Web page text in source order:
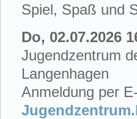
Spiel, Spaß und
Do, 02.07.2026
Jugendzentrum
Langenhagen
Anmeldung per